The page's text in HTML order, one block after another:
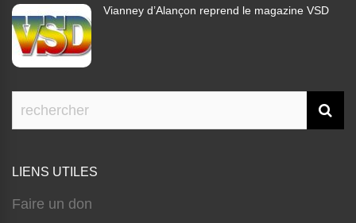
Vianney d’Alançon reprend le magazine VSD
LIENS UTILES
Faire un don